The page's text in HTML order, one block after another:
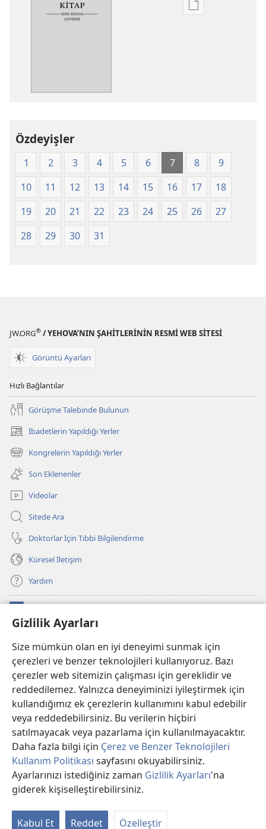
Gizlilik Ayarları
Size mümkün olan en iyi deneyimi sunmak için
çerezleri ve benzer teknolojileri kullanıyoruz. Bazı
çerezler web sitemizin çalışması için gereklidir ve
reddedilemez. Yalnızca deneyiminizi iyileştirmek için
kullandığımız ek çerezlerin kullanımını kabul edebilir
veya reddedebilirsiniz. Bu verilerin hiçbiri
satılmayacak veya pazarlama için kullanılmayacaktır.
Daha fazla bilgi için Çerez ve Benzer Teknolojileri
Kullanım Politikası sayfasını okuyabilirsiniz.
Ayarlarınızı istediğiniz zaman Gizlilik Ayarları'na
giderek kişiselleştirebilirsiniz.
Kabul Et Reddet Özelleştir
Dijital
Özdeyişler
1 2 3 4 5 6 7 8
9
10
11 12 13 14 15 16 17
18
19
20 21 22 23 24 25 26
27
28
29 30 31
JW.ORG® / YEHOVA’NIN ŞAHİTLERİNİN RESMİ WEB SİTESİ
Görüntü Ayarları
Hızlı Bağlantılar
Görüşme Talebinde Bulunun
İbadetlerin Yapıldığı Yerler
(yeni
pencere
açar)
Kongrelerin Yapıldığı Yerler
(yeni
pencere
açar)
Son Eklenenler
Videolar
Sitede Ara
Doktorlar İçin Tıbbi Bilgilendirme
Küresel İletişim
Yardım
(yeni
pencere
Watchtower ONLINE KÜTÜPHANE
(yeni
pencere
açar)
JW Hub ®
(yeni
pencere
açar)
®
Watchtower Library®
Copyright© 2026 Watch Tower Bible and Tract Society of PA.
KULLANIM ŞARTLARI|GİZLİLİK POLİTİKASI